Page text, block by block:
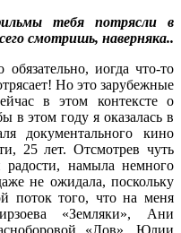
тебя потрясли в
смотришь, наверняка..
иогда что-то
Но это зарубежные
в этом контексте о
в этом году я оказалась в
документального кино
25 лет. Отсмотрев чуть
намыла немного
не ожидала, поскольку
поток того, что на меня
«Земляки», Ани
«Лов», Юлии